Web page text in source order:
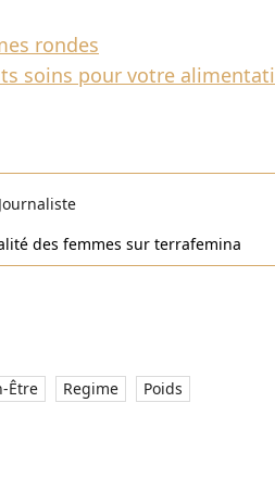
rondes
soins pour votre
Journaliste
des femmes sur terrafemina
Être Regime Poids